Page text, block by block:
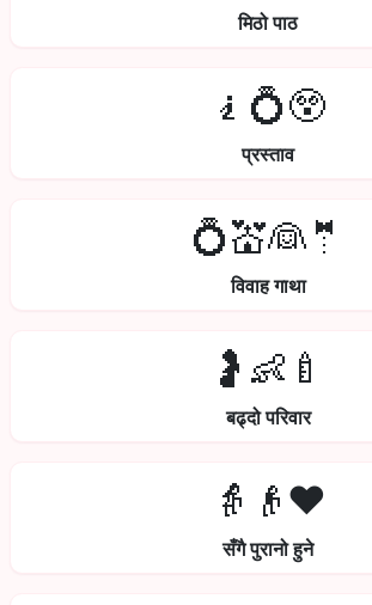
मिठो पाठ
🧎💍😲
प्रस्ताव
💍💒👰🤵
विवाह गाथा
🤰👶🍼
बढ्दो परिवार
👵👴❤️
सँगै पुरानो हुने